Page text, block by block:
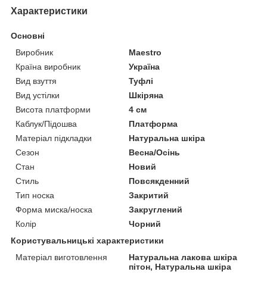
Характеристики
Основні
Виробник
Maestro
Країна виробник
Україна
Вид взуття
Туфлі
Вид устілки
Шкіряна
Висота платформи
4 см
Каблук/Підошва
Платформа
Матеріал підкладки
Натуральна шкіра
Сезон
Весна/Осінь
Стан
Новий
Стиль
Повсякденний
Тип носка
Закритий
Форма миска/носка
Закруглений
Колір
Чорний
Користувальницькі характеристики
Матеріал виготовлення
Натуральна лакова шкіра
пітон, Натуральна шкіра